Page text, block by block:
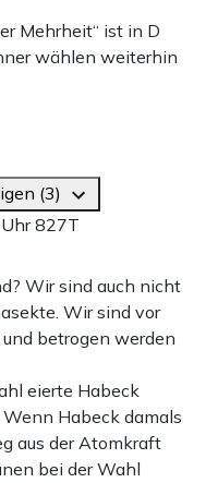
Mehrheit“ ist in D
wählen weiterhin
(3)
827T
Wir sind auch nicht
Wir sind vor
betrogen werden
eierte Habeck
Habeck damals
aus der Atomkraft
bei der Wahl